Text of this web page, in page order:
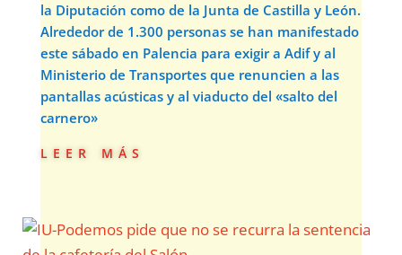
la Diputación como de la Junta de Castilla y León.
Alrededor de 1.300 personas se han manifestado
este sábado en Palencia para exigir a Adif y al
Ministerio de Transportes que renuncien a las
pantallas acústicas y al viaducto del «salto del
carnero»
leer más